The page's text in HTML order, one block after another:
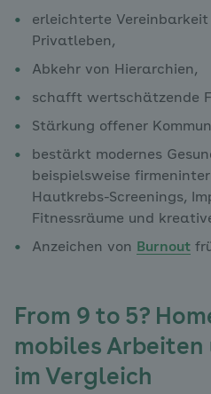
erleichterte Vereinbarkeit
Privatleben,
Abkehr von Hierarchien,
schafft wertschätzende
Stärkung offener
bestärkt modernes
beispielsweise
Hautkrebs-Screenings,
Fitnessräume und
Anzeichen von
Burnout
From 9 to 5?
mobiles
im Vergleich